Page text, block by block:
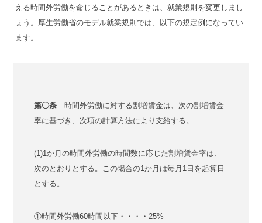
える時間外労働を命じることがあるときは、就業規則を変更しまし
ょう。厚生労働省のモデル就業規則では、以下の規定例になってい
ます。
第〇条 時間外労働に対する割増賃金は、次の割増賃金
率に基づき、次項の計算方法により支給する。
(1)1か月の時間外労働の時間数に応じた割増賃金率は、
次のとおりとする。この場合の1か月は毎月1日を起算日
とする。
①時間外労働60時間以下・・・・25%